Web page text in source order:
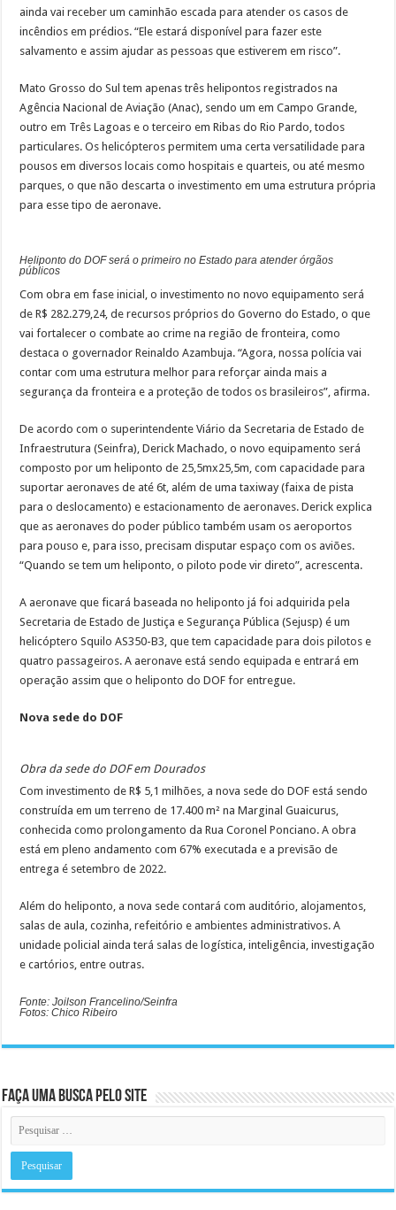
ainda vai receber um caminhão escada para atender os casos de
incêndios em prédios. “Ele estará disponível para fazer este
salvamento e assim ajudar as pessoas que estiverem em risco”.
Mato Grosso do Sul tem apenas três helipontos registrados na
Agência Nacional de Aviação (Anac), sendo um em Campo Grande,
outro em Três Lagoas e o terceiro em Ribas do Rio Pardo, todos
particulares. Os helicópteros permitem uma certa versatilidade para
pousos em diversos locais como hospitais e quarteis, ou até mesmo
parques, o que não descarta o investimento em uma estrutura própria
para esse tipo de aeronave.
Heliponto do DOF será o primeiro no Estado para atender órgãos
públicos
Com obra em fase inicial, o investimento no novo equipamento será
de R$ 282.279,24, de recursos próprios do Governo do Estado, o que
vai fortalecer o combate ao crime na região de fronteira, como
destaca o governador Reinaldo Azambuja. “Agora, nossa polícia vai
contar com uma estrutura melhor para reforçar ainda mais a
segurança da fronteira e a proteção de todos os brasileiros”, afirma.
De acordo com o superintendente Viário da Secretaria de Estado de
Infraestrutura (Seinfra), Derick Machado, o novo equipamento será
composto por um heliponto de 25,5mx25,5m, com capacidade para
suportar aeronaves de até 6t, além de uma taxiway (faixa de pista
para o deslocamento) e estacionamento de aeronaves. Derick explica
que as aeronaves do poder público também usam os aeroportos
para pouso e, para isso, precisam disputar espaço com os aviões.
“Quando se tem um heliponto, o piloto pode vir direto”, acrescenta.
A aeronave que ficará baseada no heliponto já foi adquirida pela
Secretaria de Estado de Justiça e Segurança Pública (Sejusp) é um
helicóptero Squilo AS350-B3, que tem capacidade para dois pilotos e
quatro passageiros. A aeronave está sendo equipada e entrará em
operação assim que o heliponto do DOF for entregue.
Nova sede do DOF
Obra da sede do DOF em Dourados
Com investimento de R$ 5,1 milhões, a nova sede do DOF está sendo
construída em um terreno de 17.400 m² na Marginal Guaicurus,
conhecida como prolongamento da Rua Coronel Ponciano. A obra
está em pleno andamento com 67% executada e a previsão de
entrega é setembro de 2022.
Além do heliponto, a nova sede contará com auditório, alojamentos,
salas de aula, cozinha, refeitório e ambientes administrativos. A
unidade policial ainda terá salas de logística, inteligência, investigação
e cartórios, entre outras.
Fonte: Joilson Francelino/Seinfra
Fotos: Chico Ribeiro
Faça uma busca pelo Site